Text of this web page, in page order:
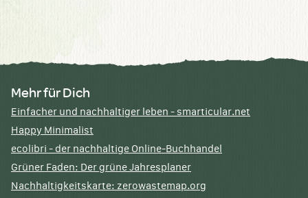
Mehr für Dich
Einfacher und nachhaltiger leben - smarticular.net
Happy Minimalist
ecolibri - der nachhaltige Online-Buchhandel
Grüner Faden: Der grüne Jahresplaner
Nachhaltigkeitskarte: zerowastemap.org